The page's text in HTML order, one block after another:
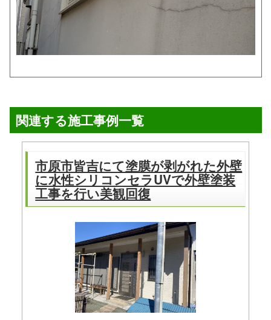
関連する施工事例一覧
市原市皆吉にて塗膜が剥がれた外壁
に水性シリコンセラUVで外壁塗装
工事を行い美観回復